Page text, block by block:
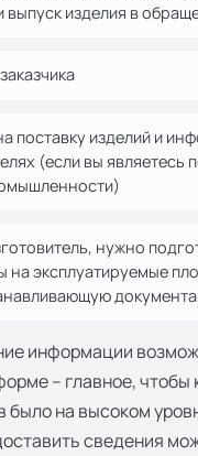
выпуск изделия в
поставку изделий и
(если вы являетесь
нужно
на эксплуатируемые
информации
– главное, чтобы
было на высоком
сведения